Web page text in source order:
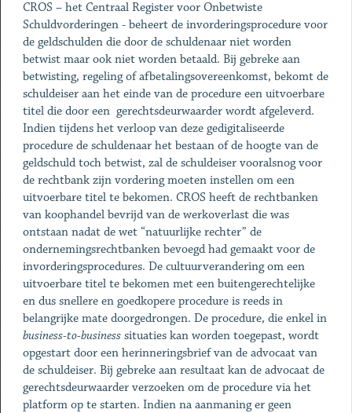
CROS – het Centraal Register voor Onbetwiste
Schuldvorderingen - beheert de invorderingsprocedure voor
de geldschulden die door de schuldenaar niet worden
betwist maar ook niet worden betaald. Bij gebreke aan
betwisting, regeling of afbetalingsovereenkomst, bekomt de
schuldeiser aan het einde van de procedure een uitvoerbare
titel die door een gerechtsdeurwaarder wordt afgeleverd.
Indien tijdens het verloop van deze gedigitaliseerde
procedure de schuldenaar het bestaan of de hoogte van de
geldschuld toch betwist, zal de schuldeiser vooralsnog voor
de rechtbank zijn vordering moeten instellen om een
uitvoerbare titel te bekomen. CROS heeft de rechtbanken
van koophandel bevrijd van de werkoverlast die was
ontstaan nadat de wet “natuurlijke rechter” de
ondernemingsrechtbanken bevoegd had gemaakt voor de
invorderingsprocedures. De cultuurverandering om een
uitvoerbare titel te bekomen met een buitengerechtelijke
en dus snellere en goedkopere procedure is reeds in
belangrijke mate doorgedrongen. De procedure, die enkel in
business-to-businesssituaties kan worden toegepast, wordt
opgestart door een herinneringsbrief van de advocaat van
de schuldeiser. Bij gebreke aan resultaat kan de advocaat de
gerechtsdeurwaarder verzoeken om de procedure via het
platform op te starten. Indien na aanmaning er geen